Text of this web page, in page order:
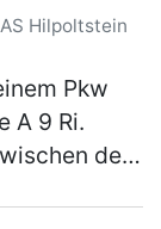
Hilpoltstein
Pkw
A 9 Ri.
der